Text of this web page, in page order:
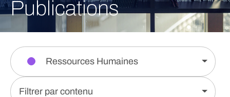
Publications
Ressources Humaines
Filtrer par contenu